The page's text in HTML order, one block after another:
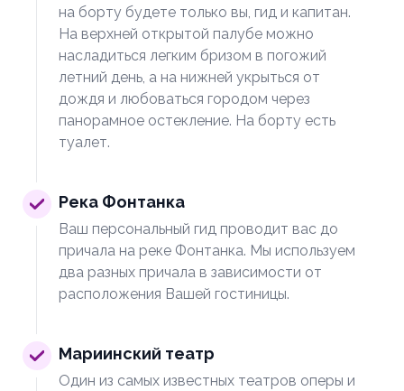
на борту будете только вы, гид и капитан.
На верхней открытой палубе можно
насладиться легким бризом в погожий
летний день, а на нижней укрыться от
дождя и любоваться городом через
панорамное остекление. На борту есть
туалет.
Река Фонтанка
Ваш персональный гид проводит вас до
причала на реке Фонтанка. Мы используем
два разных причала в зависимости от
расположения Вашей гостиницы.
Мариинский театр
Один из самых известных театров оперы и